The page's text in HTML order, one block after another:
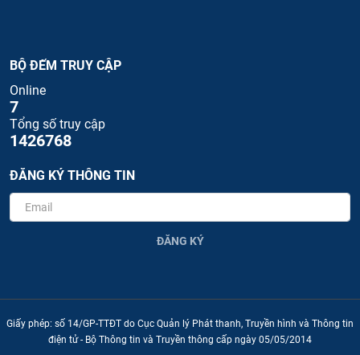
BỘ ĐẾM TRUY CẬP
Online
7
Tổng số truy cập
1426768
ĐĂNG KÝ THÔNG TIN
ĐĂNG KÝ
Giấy phép: số 14/GP-TTĐT do Cục Quản lý Phát thanh, Truyền hình và Thông tin
điện tử - Bộ Thông tin và Truyền thông cấp ngày 05/05/2014